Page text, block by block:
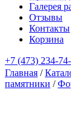
Галерея
Отзывы
Контакты
Корзина
+7 (473) 234-
Главная /
памятники /